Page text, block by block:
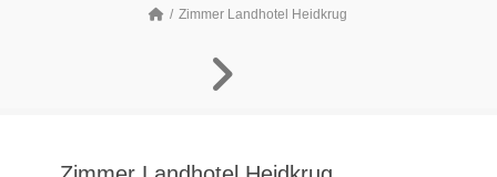
Zimmer Landhotel Heidkrug